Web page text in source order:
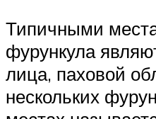
Типичными
фурункула
лица, паховой
нескольких